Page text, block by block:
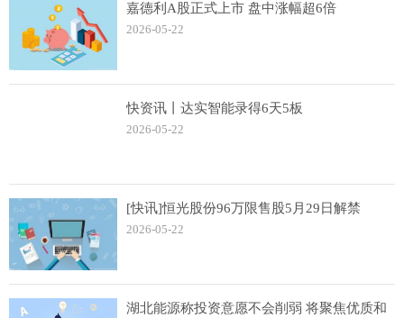
嘉德利A股正式上市 盘中涨幅超6倍
2026-05-22
快资讯丨达实智能录得6天5板
2026-05-22
[快讯]恒光股份96万限售股5月29日解禁
2026-05-22
湖北能源称投资意愿不会削弱 将聚焦优质和